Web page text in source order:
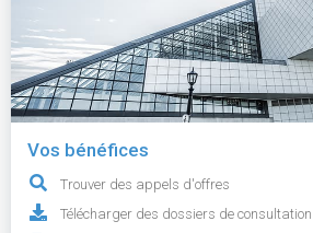
Vos bénéfices
Trouver des appels d'offres
Télécharger des dossiers de consultation